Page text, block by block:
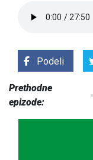
Podeli
Prethodne
epizode: